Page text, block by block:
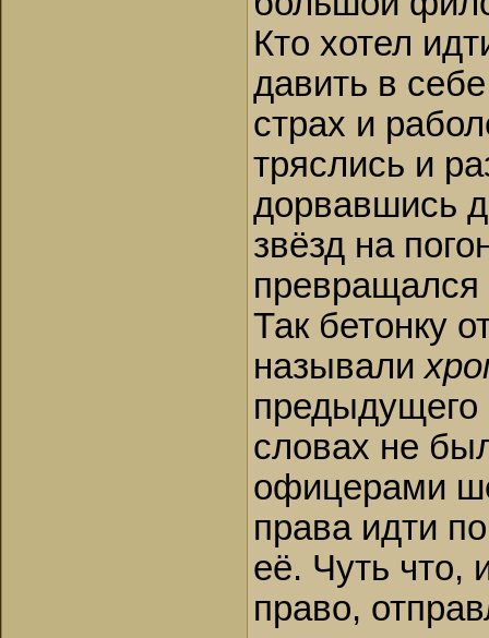
Кто хотел
давить в
страх и
тряслись и
дорвавшись
звёзд на
превращался
Так бетонку
называли
предыдущего
словах не
офицерами
права идти
её. Чуть что,
право,